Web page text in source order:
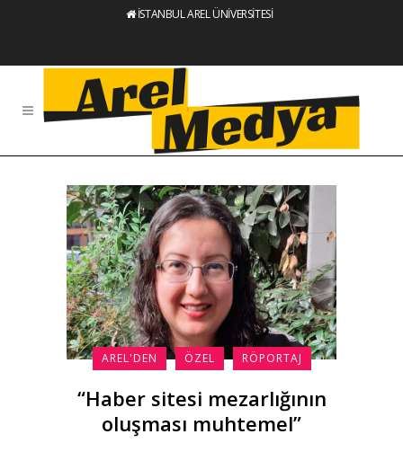
İSTANBUL AREL ÜNİVERSİTESİ
AREL'DEN ÖZEL RÖPORTAJ
“Haber sitesi mezarlığının
oluşması muhtemel”